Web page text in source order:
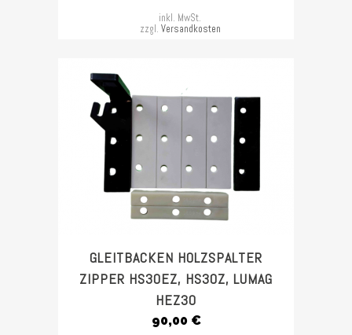
inkl. MwSt.
zzgl. Versandkosten
GLEITBACKEN HOLZSPALTER
ZIPPER HS30EZ, HS30Z, LUMAG
HEZ30
90,00 €